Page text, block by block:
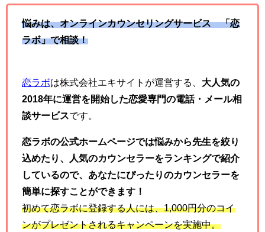
悩みは、オンラインカウンセリングサービス 「恋
ラボ」で相談！
恋ラボは株式会社エキサイトが運営する、 大人気の
2018年に運営を開始した恋愛専門の電話・メール相
談サービスです。
恋ラボの公式ホームページでは悩みから先生を絞り
込めたり、人気のカウンセラーをランキングで紹介
しているので、あなたにぴったりのカウンセラーを
簡単に探すことができます！
初めて恋ラボに登録する人には、1,000円分のコイ
ンがプレゼントされるキャンペーンを実施中。